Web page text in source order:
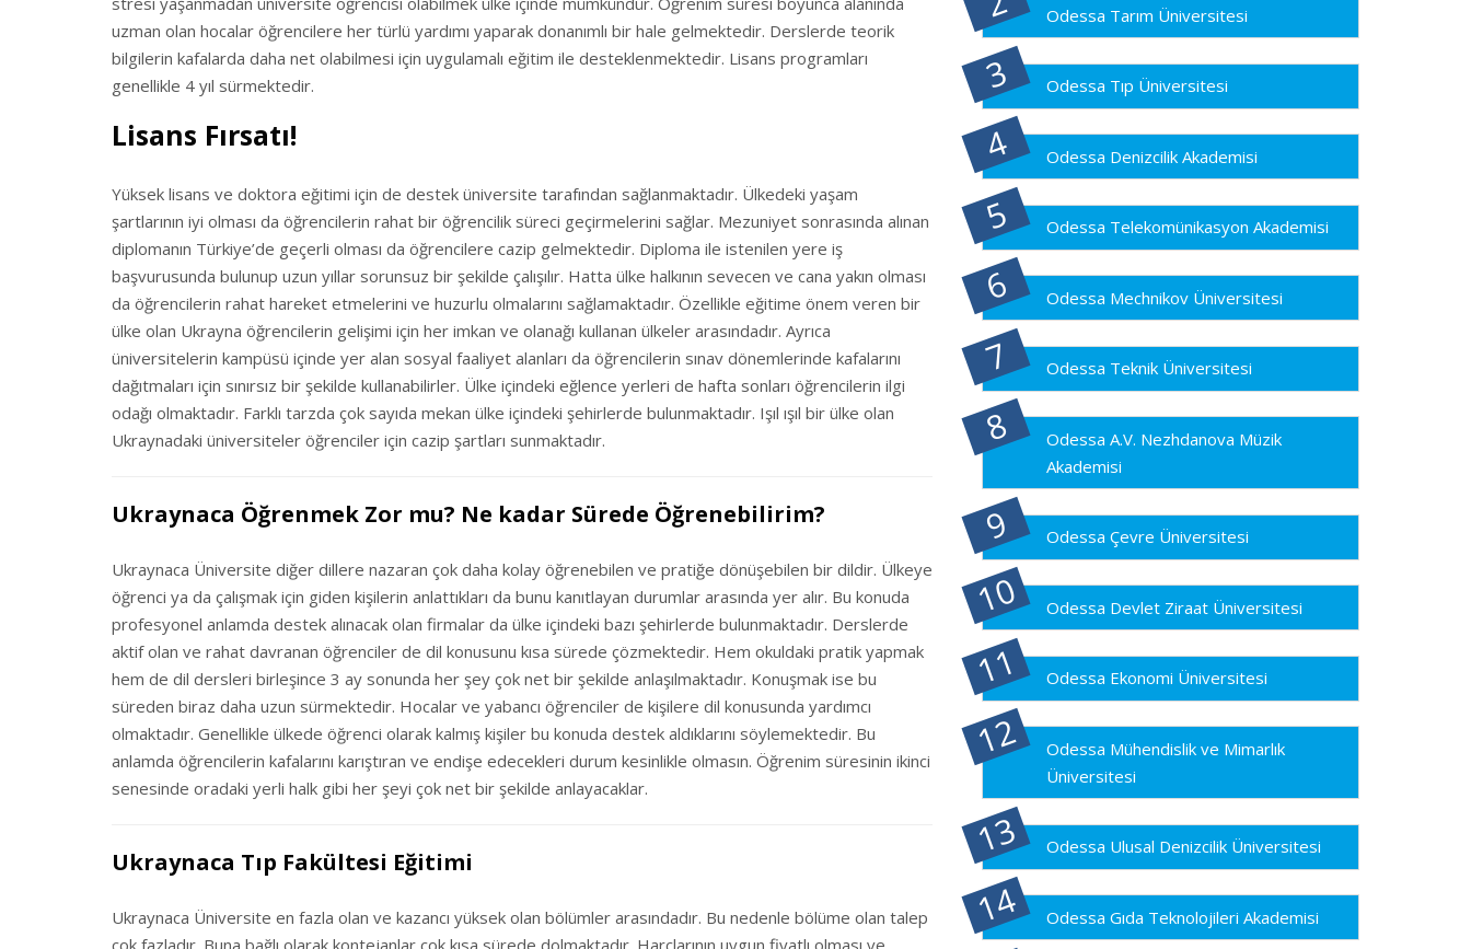
uzman olan hocalar öğrencilere her türlü yardımı yaparak donanımlı bir hale gelmektedir. Derslerde teorik
bilgilerin kafalarda daha net olabilmesi için uygulamalı eğitim ile desteklenmektedir. Lisans programları
genellikle 4 yıl sürmektedir.
Lisans Fırsatı!
Yüksek lisans ve doktora eğitimi için de destek üniversite tarafından sağlanmaktadır. Ülkedeki yaşam
şartlarının iyi olması da öğrencilerin rahat bir öğrencilik süreci geçirmelerini sağlar. Mezuniyet sonrasında alınan
diplomanın Türkiye’de geçerli olması da öğrencilere cazip gelmektedir. Diploma ile istenilen yere iş
başvurusunda bulunup uzun yıllar sorunsuz bir şekilde çalışılır. Hatta ülke halkının sevecen ve cana yakın olması
da öğrencilerin rahat hareket etmelerini ve huzurlu olmalarını sağlamaktadır. Özellikle eğitime önem veren bir
ülke olan Ukrayna öğrencilerin gelişimi için her imkan ve olanağı kullanan ülkeler arasındadır. Ayrıca
üniversitelerin kampüsü içinde yer alan sosyal faaliyet alanları da öğrencilerin sınav dönemlerinde kafalarını
dağıtmaları için sınırsız bir şekilde kullanabilirler. Ülke içindeki eğlence yerleri de hafta sonları öğrencilerin ilgi
odağı olmaktadır. Farklı tarzda çok sayıda mekan ülke içindeki şehirlerde bulunmaktadır. Işıl ışıl bir ülke olan
Ukraynadaki üniversiteler öğrenciler için cazip şartları sunmaktadır.
Ukraynaca Öğrenmek Zor mu? Ne kadar Sürede Öğrenebilirim?
Ukraynaca Üniversite diğer dillere nazaran çok daha kolay öğrenebilen ve pratiğe dönüşebilen bir dildir. Ülkeye
öğrenci ya da çalışmak için giden kişilerin anlattıkları da bunu kanıtlayan durumlar arasında yer alır. Bu konuda
profesyonel anlamda destek alınacak olan firmalar da ülke içindeki bazı şehirlerde bulunmaktadır. Derslerde
aktif olan ve rahat davranan öğrenciler de dil konusunu kısa sürede çözmektedir. Hem okuldaki pratik yapmak
hem de dil dersleri birleşince 3 ay sonunda her şey çok net bir şekilde anlaşılmaktadır. Konuşmak ise bu
süreden biraz daha uzun sürmektedir. Hocalar ve yabancı öğrenciler de kişilere dil konusunda yardımcı
olmaktadır. Genellikle ülkede öğrenci olarak kalmış kişiler bu konuda destek aldıklarını söylemektedir. Bu
anlamda öğrencilerin kafalarını karıştıran ve endişe edecekleri durum kesinlikle olmasın. Öğrenim süresinin ikinci
senesinde oradaki yerli halk gibi her şeyi çok net bir şekilde anlayacaklar.
Ukraynaca Tıp Fakültesi Eğitimi
Ukraynaca Üniversite en fazla olan ve kazancı yüksek olan bölümler arasındadır. Bu nedenle bölüme olan talep
çok fazladır. Buna bağlı olarak kontejanlar çok kısa sürede dolmaktadır. Harçlarının uygun fiyatlı olması ve
Odessa Tarım Üniversitesi
Odessa Tıp Üniversitesi
Odessa Denizcilik Akademisi
Odessa Telekomünikasyon Akademisi
Odessa Mechnikov Üniversitesi
Odessa Teknik Üniversitesi
Odessa A.V. Nezhdanova Müzik
Akademisi
Odessa Çevre Üniversitesi
Odessa Devlet Ziraat Üniversitesi
Odessa Ekonomi Üniversitesi
Odessa Mühendislik ve Mimarlık
Üniversitesi
Odessa Ulusal Denizcilik Üniversitesi
Odessa Gıda Teknolojileri Akademisi